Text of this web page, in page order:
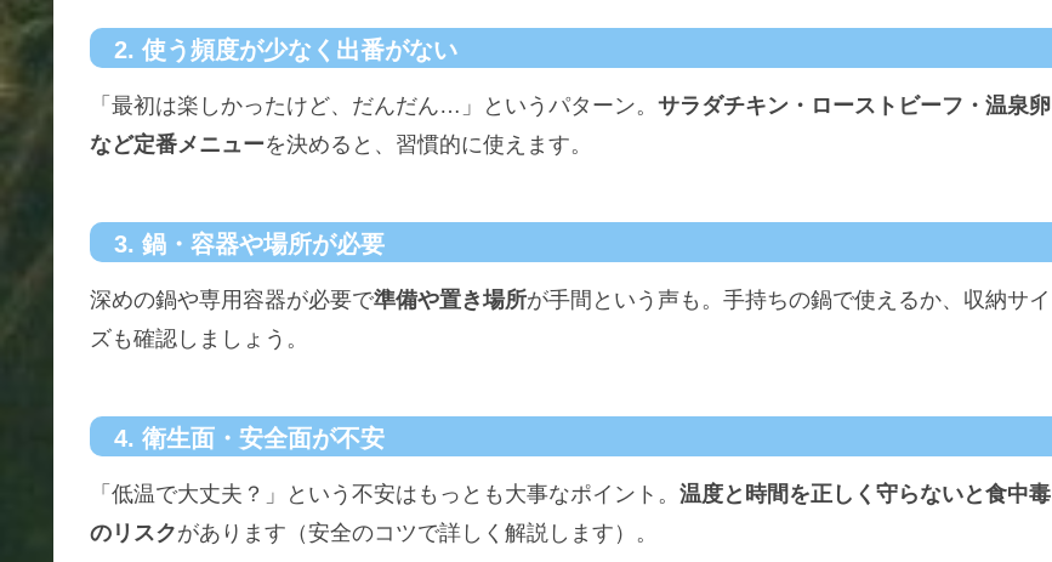
2. 使う頻度が少なく出番がない
「最初は楽しかったけど、だんだん…」というパターン。 サラダチキン・ローストビーフ・温泉卵
など定番メニューを決めると、習慣的に使えます。
3. 鍋・容器や場所が必要
深めの鍋や専用容器が必要で準備や置き場所が手間という声も。手持ちの鍋で使えるか、収納サイ
ズも確認しましょう。
4. 衛生面・安全面が不安
「低温で大丈夫？」という不安はもっとも大事なポイント。 温度と時間を正しく守らないと食中毒
のリスクがあります（安全のコツで詳しく解説します）。